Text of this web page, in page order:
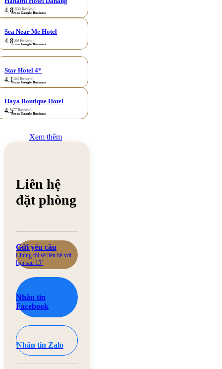
4.8(1600 Review)
From Google Business
Sea Near Me Hotel
4.8(489 Review)
From Google Business
Star Hotel 4*
4.1(463 Review)
From Google Business
Haya Boutique Hotel
4.5(77 Review)
From Google Business
Xem thêm
Liên hệ
đặt phòng
Gửi yêu cầu
Chúng tôi sẽ liên hệ với
bạn sau 15’
Nhắn tin
Facebook
Nhắn tin Zalo